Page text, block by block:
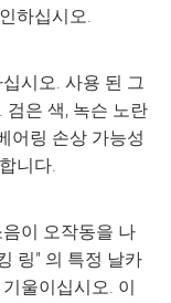
하십시오.
시오. 사용 된 그
검은 색, 녹슨 노란
어링 손상 가능성
니다.
이 오작동을 나
링" 의 특정 날카
울이십시오. 이